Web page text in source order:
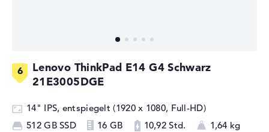
Lenovo ThinkPad E14 G4 Schwarz
21E3005DGE
14" IPS, entspiegelt (1920 x 1080, Full-HD)
512 GB SSD
16 GB 10,92 Std. 1,64 kg